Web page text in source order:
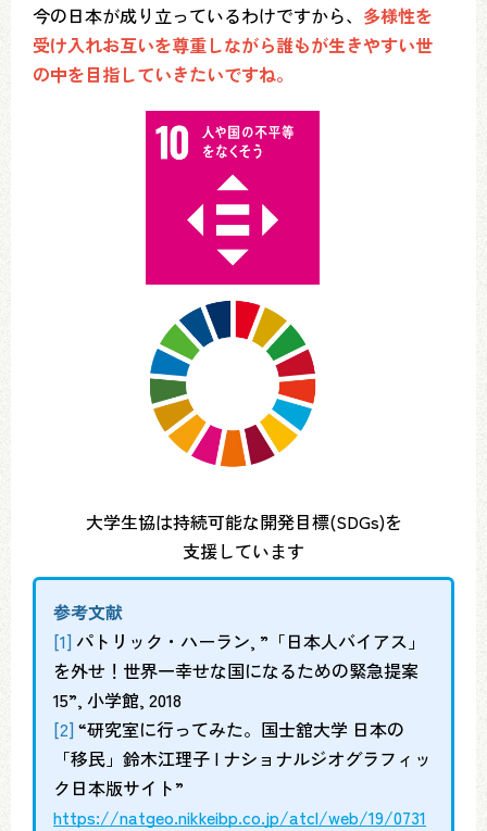
今の日本が成り立っているわけですから、 多様性を
受け入れお互いを尊重しながら誰もが生きやすい世
の中を目指していきたいですね。
大学生協は持続可能な開発目標(SDGs)を
支援しています
参考文献
[1] パトリック・ハーラン, ”「日本人バイアス」
を外せ！世界一幸せな国になるための緊急提案
15”, 小学館, 2018
[2]“研究室に行ってみた。国士舘大学 日本の
「移民」鈴木江理子 | ナショナルジオグラフィッ
ク日本版サイト”
https://natgeo.nikkeibp.co.jp/atcl/web/19/0731